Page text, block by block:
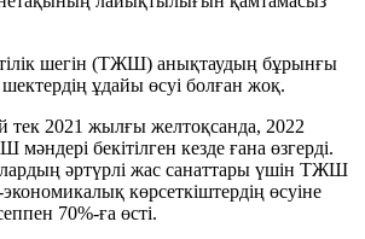
шегін (ТЖШ) анықтаудың бұрынғы
ұдайы өсуі болған жоқ.
тек 2021 жылғы желтоқсанда, 2022
бекітілген кезде ғана өзгерді.
әртүрлі жас санаттары үшін ТЖШ
көрсеткіштердің өсуіне
70%-ға өсті.